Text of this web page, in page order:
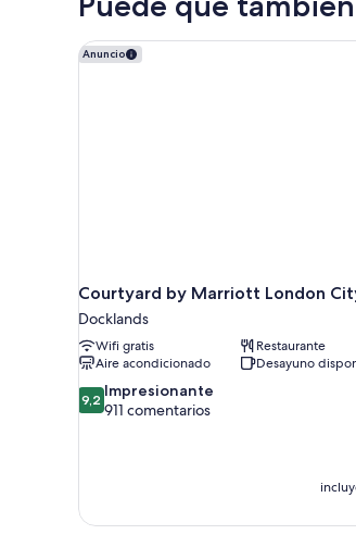
cama
matrimonio
con
Anuncio
Courtyard by Marriott London
Docklands
Wifi gratis
Restaurante
Aire acondicionado
Desayuno
9.2
sobre
9,2 Impresionante
911 comentarios
Courtyard by Marriott London City